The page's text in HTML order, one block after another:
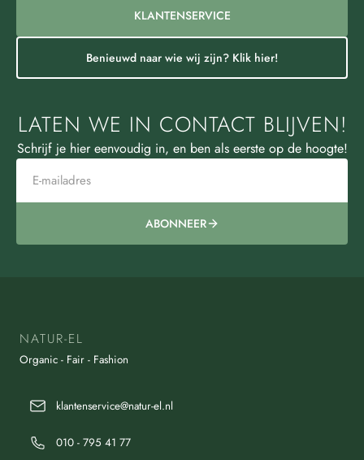
KLANTENSERVICE
Benieuwd naar wie wij zijn? Klik hier!
LATEN WE IN CONTACT BLIJVEN!
Schrijf je hier eenvoudig in, en ben als eerste op de hoogte!
ABONNEER
NATUR-EL
Organic - Fair - Fashion
klantenservice@natur-el.nl
010 - 795 41 77